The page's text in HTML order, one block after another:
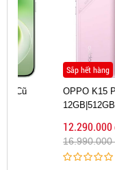
Sắp hết hàng
OPPO K15 Pro Plus
12GB|512GB (Cũ 99%)
12.290.000 đ
16.990.000 đ